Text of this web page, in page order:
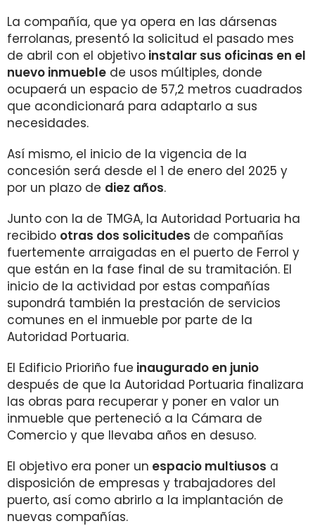
La compañía, que ya opera en las dársenas
ferrolanas, presentó la solicitud el pasado mes
de abril con el objetivo instalar sus oficinas en el
nuevo inmueble de usos múltiples, donde
ocupaerá un espacio de 57,2 metros cuadrados
que acondicionará para adaptarlo a sus
necesidades.
Así mismo, el inicio de la vigencia de la
concesión será desde el 1 de enero del 2025 y
por un plazo de diez años.
Junto con la de TMGA, la Autoridad Portuaria ha
recibido otras dos solicitudes de compañías
fuertemente arraigadas en el puerto de Ferrol y
que están en la fase final de su tramitación. El
inicio de la actividad por estas compañías
supondrá también la prestación de servicios
comunes en el inmueble por parte de la
Autoridad Portuaria.
El Edificio Prioriño fue inaugurado en junio
después de que la Autoridad Portuaria finalizara
las obras para recuperar y poner en valor un
inmueble que perteneció a la Cámara de
Comercio y que llevaba años en desuso.
El objetivo era poner un espacio multiusos a
disposición de empresas y trabajadores del
puerto, así como abrirlo a la implantación de
nuevas compañías.